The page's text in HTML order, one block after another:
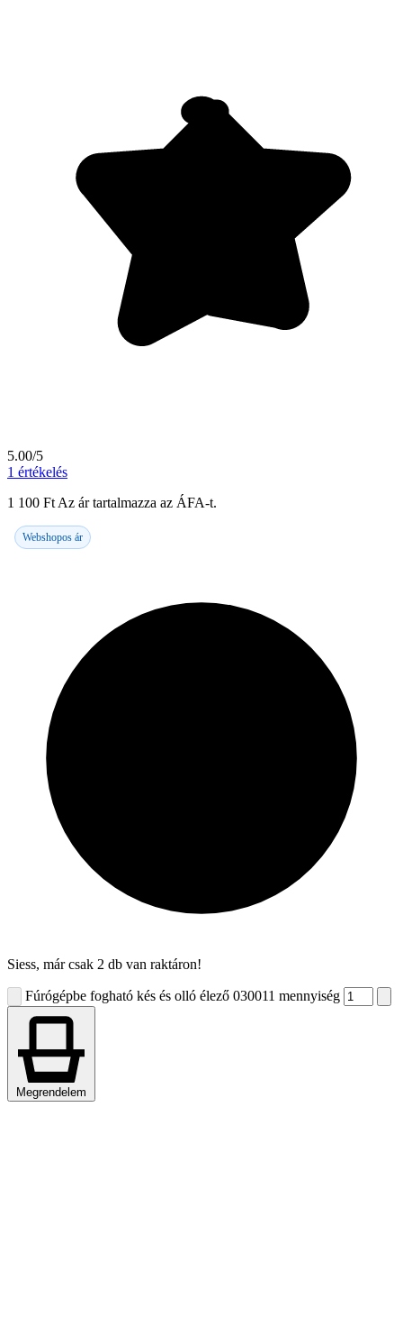
5.00/5
1 értékelés
1 100 Ft Az ár tartalmazza az ÁFA-t.
Webshopos ár
Siess, már csak 2 db van raktáron!
Fúrógépbe fogható kés és olló élező 030011 mennyiség
Megrendelem